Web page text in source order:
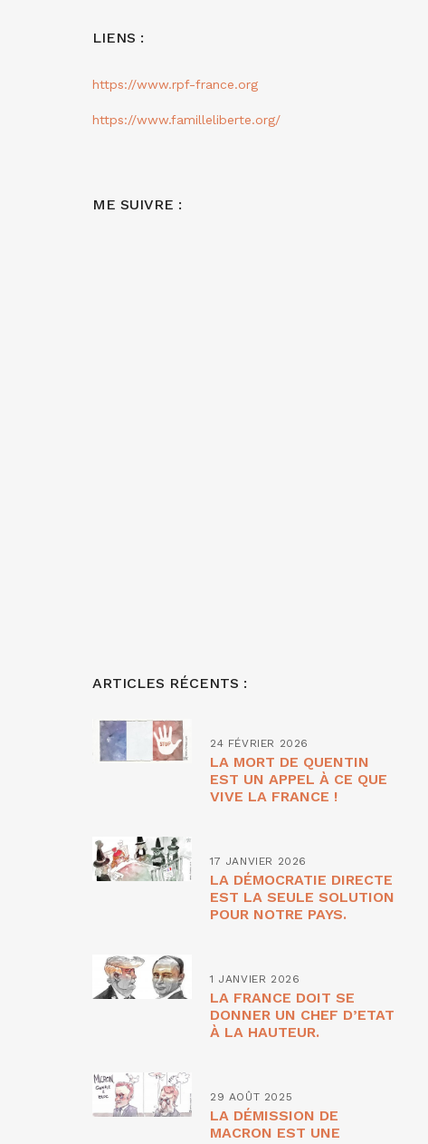
LIENS :
https://www.rpf-france.org
https://www.familleliberte.org/
ME SUIVRE :
ARTICLES RÉCENTS :
24 FÉVRIER 2026
LA MORT DE QUENTIN
EST UN APPEL À CE QUE
VIVE LA FRANCE !
17 JANVIER 2026
LA DÉMOCRATIE DIRECTE
EST LA SEULE SOLUTION
POUR NOTRE PAYS.
1 JANVIER 2026
LA FRANCE DOIT SE
DONNER UN CHEF D’ETAT
À LA HAUTEUR.
29 AOÛT 2025
LA DÉMISSION DE
MACRON EST UNE